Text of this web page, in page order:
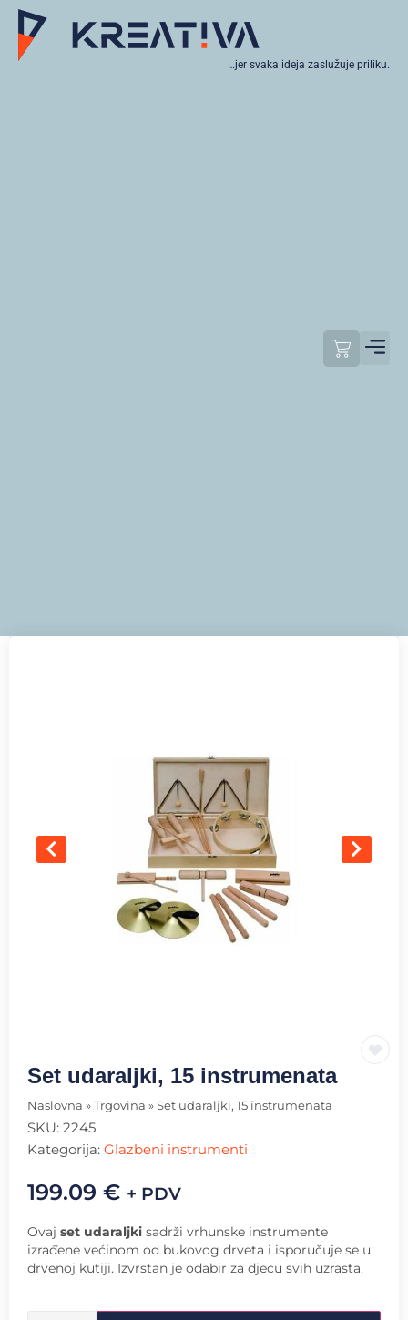
…jer svaka ideja zaslužuje priliku.
Set udaraljki, 15 instrumenata
Naslovna » Trgovina » Set udaraljki, 15 instrumenata
SKU: 2245
Kategorija: Glazbeni instrumenti
199.09 € + PDV
Ovaj set udaraljki sadrži vrhunske instrumente
izrađene većinom od bukovog drveta i isporučuje se u
drvenoj kutiji. Izvrstan je odabir za djecu svih uzrasta.